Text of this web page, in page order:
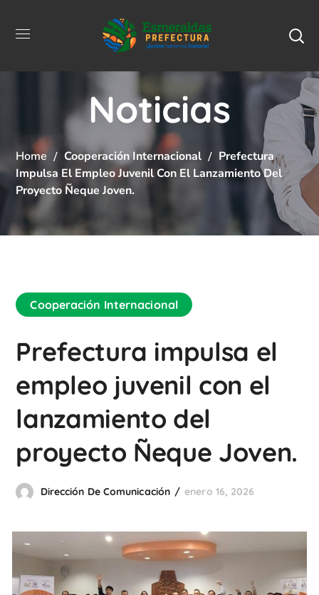
Noticias
Home Cooperación Internacional
Prefectura
Impulsa El Empleo Juvenil Con El Lanzamiento Del
Proyecto Ñeque Joven.
Cooperación Internacional
Prefectura impulsa el
empleo juvenil con el
lanzamiento del
proyecto Ñeque Joven.
Dirección De Comunicación enero 16, 2026